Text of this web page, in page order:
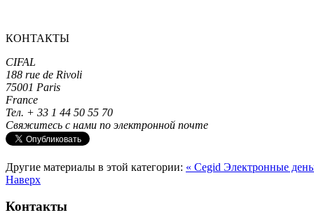
КОНТАКТЫ
CIFAL
188 rue de Rivoli
75001 Paris
France
Тел. + 33 1 44 50 55 70
Свяжитесь с нами по электронной почте
Другие материалы в этой категории: « Cegid Электронные
Наверх
Контакты